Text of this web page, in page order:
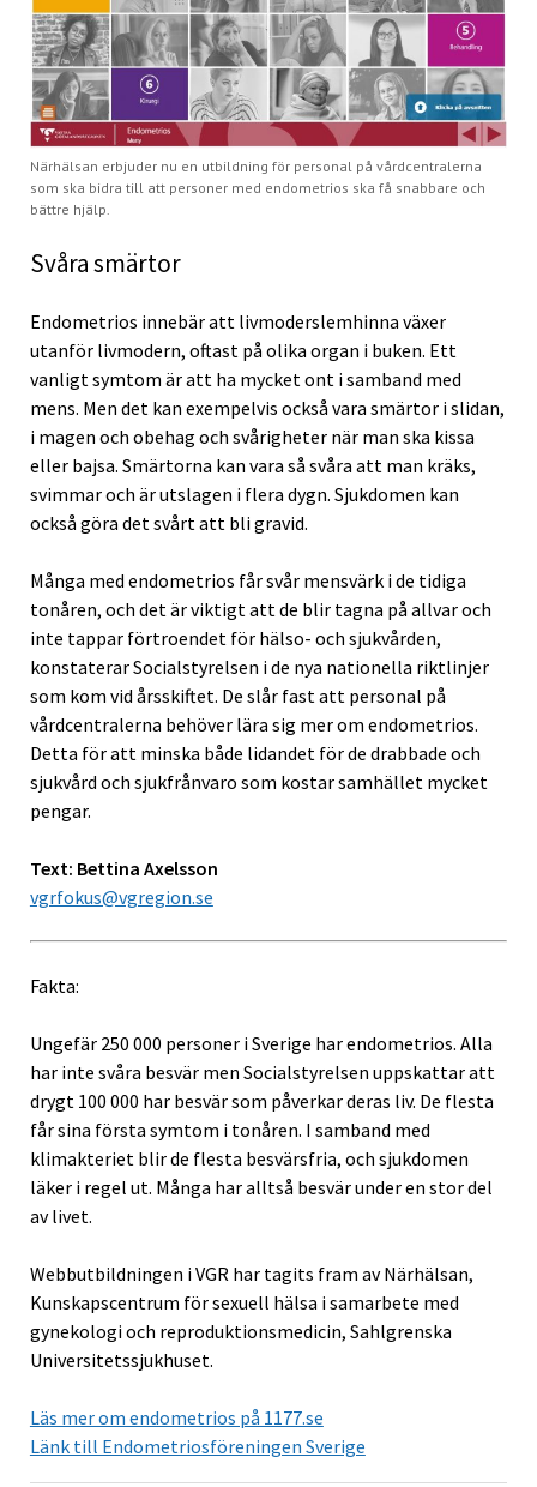
Närhälsan erbjuder nu en utbildning för personal på vårdcentralerna
som ska bidra till att personer med endometrios ska få snabbare och
bättre hjälp.
Svåra smärtor
Endometrios innebär att livmoderslemhinna växer
utanför livmodern, oftast på olika organ i buken. Ett
vanligt symtom är att ha mycket ont i samband med
mens. Men det kan exempelvis också vara smärtor i slidan,
i magen och obehag och svårigheter när man ska kissa
eller bajsa. Smärtorna kan vara så svåra att man kräks,
svimmar och är utslagen i flera dygn. Sjukdomen kan
också göra det svårt att bli gravid.
Många med endometrios får svår mensvärk i de tidiga
tonåren, och det är viktigt att de blir tagna på allvar och
inte tappar förtroendet för hälso- och sjukvården,
konstaterar Socialstyrelsen i de nya nationella riktlinjer
som kom vid årsskiftet. De slår fast att personal på
vårdcentralerna behöver lära sig mer om endometrios.
Detta för att minska både lidandet för de drabbade och
sjukvård och sjukfrånvaro som kostar samhället mycket
pengar.
Text: Bettina Axelsson
vgrfokus@vgregion.se
Fakta:
Ungefär 250 000 personer i Sverige har endometrios. Alla
har inte svåra besvär men Socialstyrelsen uppskattar att
drygt 100 000 har besvär som påverkar deras liv. De flesta
får sina första symtom i tonåren. I samband med
klimakteriet blir de flesta besvärsfria, och sjukdomen
läker i regel ut. Många har alltså besvär under en stor del
av livet.
Webbutbildningen i VGR har tagits fram av Närhälsan,
Kunskapscentrum för sexuell hälsa i samarbete med
gynekologi och reproduktionsmedicin, Sahlgrenska
Universitetssjukhuset.
Läs mer om endometrios på 1177.se
Länk till Endometriosföreningen Sverige